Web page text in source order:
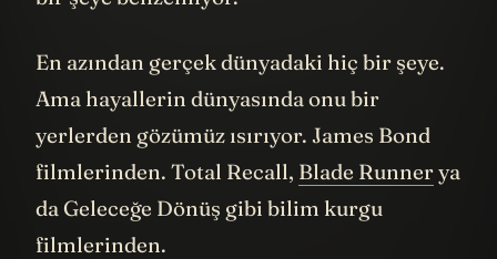
En azından gerçek dünyadaki hiç bir şeye.
Ama hayallerin dünyasında onu bir
yerlerden gözümüz ısırıyor. James Bond
filmlerinden. Total Recall,Blade Runner
da Geleceğe Dönüş gibi bilim kurgu